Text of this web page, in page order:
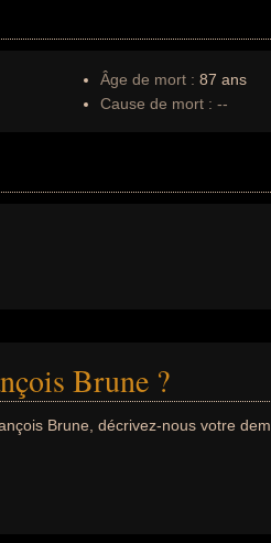
Âge de mort : 87 ans
Cause de mort : --
Brune ?
Brune, décrivez-nous votre